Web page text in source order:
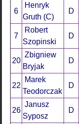
6
Henryk
Gruth (C)
D
7
Robert
Szopinski
D
20
Zbigniew
Bryjak
D
22
Marek
Teodorczak
D
26
Janusz
Syposz
D